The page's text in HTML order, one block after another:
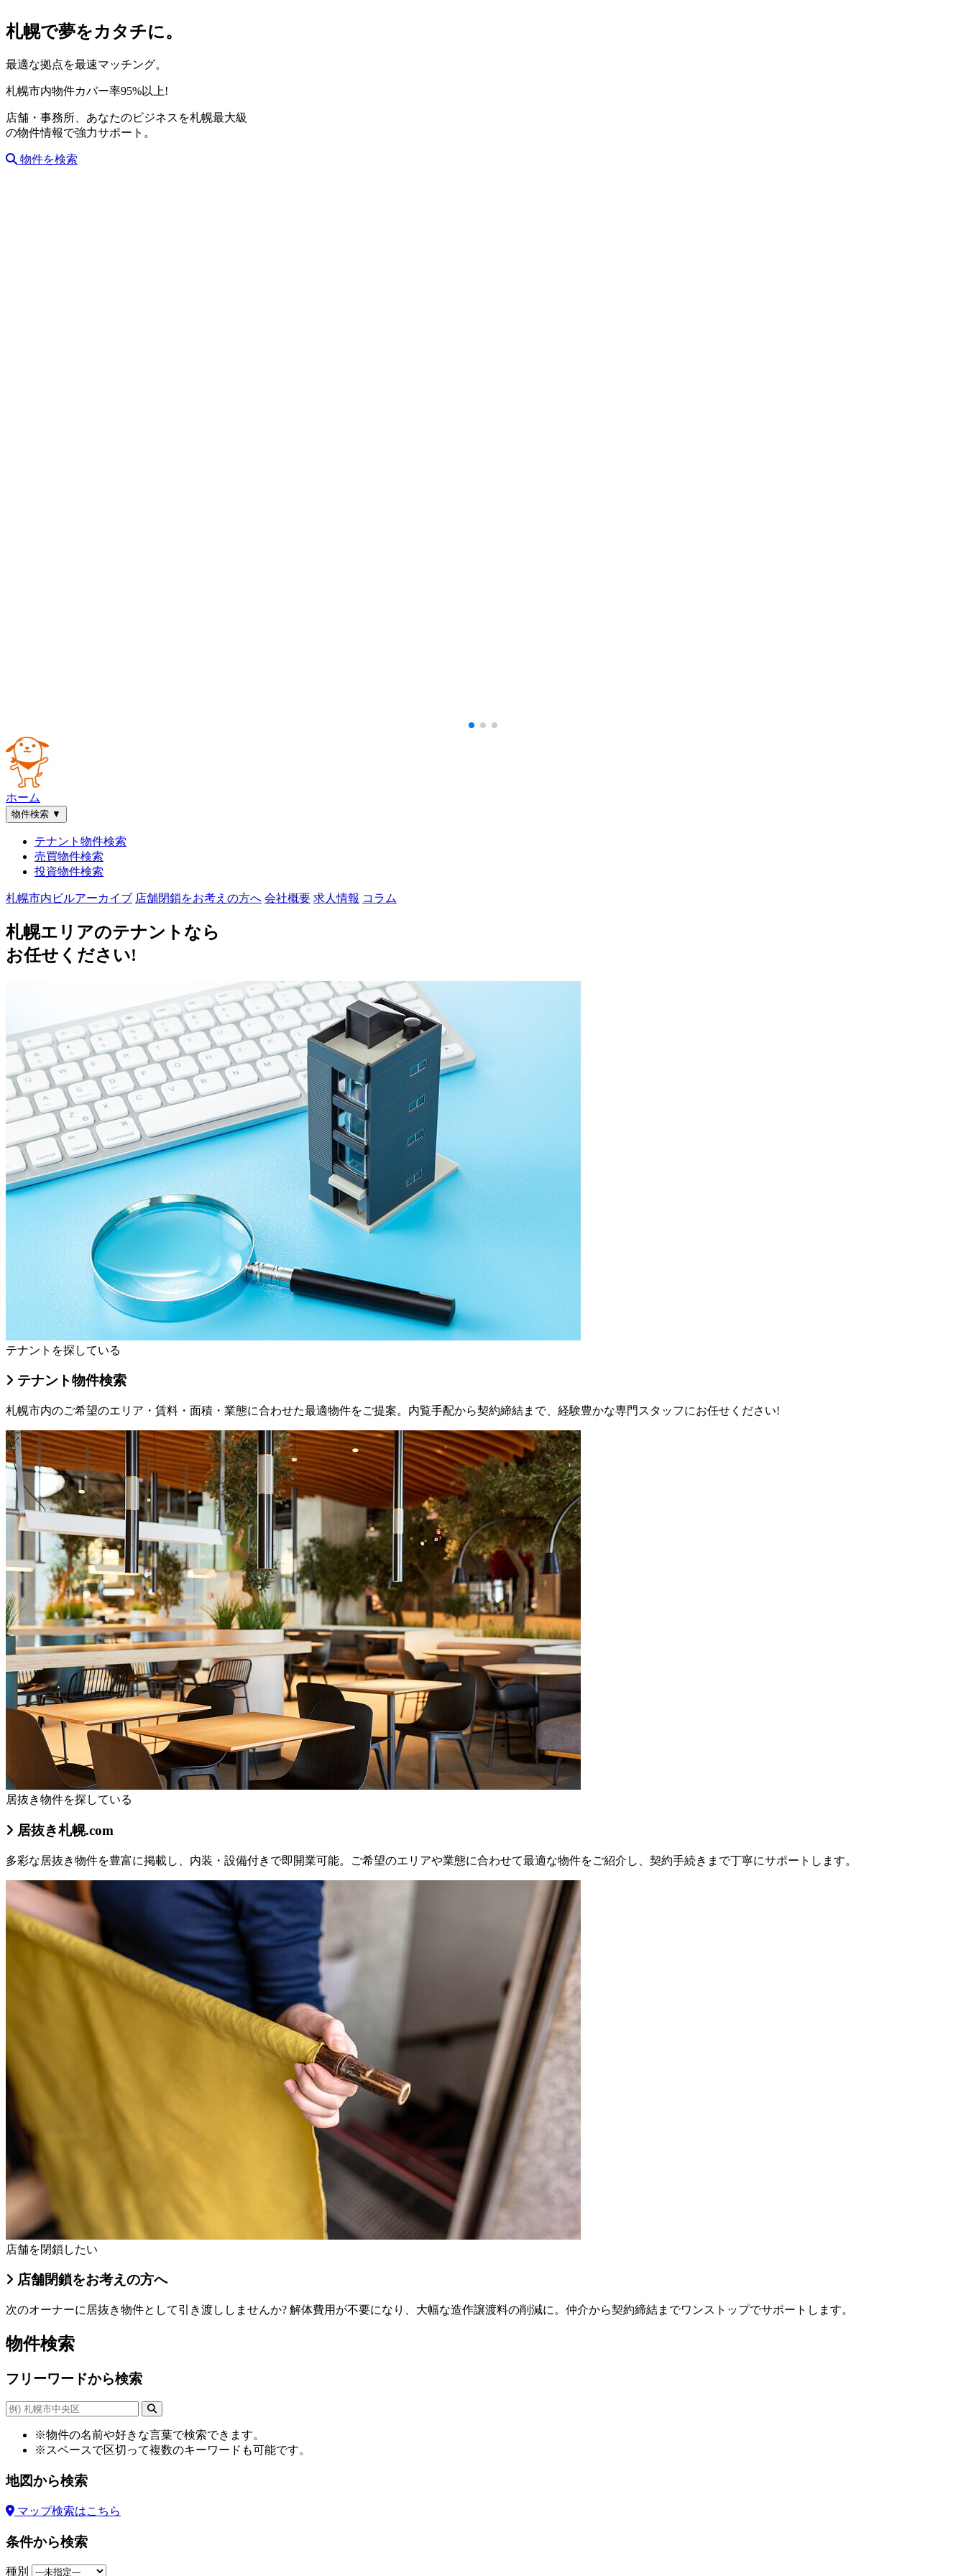
札幌で夢をカタチに。
最適な拠点を最速マッチング。
札幌市内物件カバー率95%以上!
店舗・事務所、 あなたのビジネスを札幌最大級
の物件情報で強力サポート。
物件を検索
ホーム
物件検索 ▼
テナント物件検索
売買物件検索
投資物件検索
札幌市内ビルアーカイブ 店舗閉鎖をお考えの方へ 会社概要 求人情報 コラム
札幌エリアのテナントなら
お任せください!
テナントを探している
テナント物件検索
札幌市内のご希望のエリア・賃料・面積・業態に合わせた最適物件をご提案。内覧手配から契約締結まで、経験豊かな専門スタッフにお任せください!
居抜き物件を探している
居抜き札幌.com
多彩な居抜き物件を豊富に掲載し、内装・設備付きで即開業可能。ご希望のエリアや業態に合わせて最適な物件をご紹介し、契約手続きまで丁寧にサポートします。
店舗を閉鎖したい
店舗閉鎖をお考えの方へ
次のオーナーに居抜き物件として引き渡ししませんか? 解体費用が不要になり、大幅な造作譲渡料の削減に。仲介から契約締結までワンストップでサポートします。
物件検索
フリーワードから検索
※物件の名前や好きな言葉で検索できます。
※スペースで区切って複数のキーワードも可能です。
地図から検索
マップ検索はこちら
条件から検索
種別